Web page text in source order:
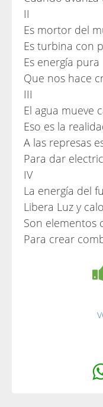
II
Es mortor del
Es turbina con
Es energía pura
Que nos hace
III
El agua mueve
Eso es la
A las represas
Para dar
IV
La energía del
Libera Luz y
Son elementos
Para crear